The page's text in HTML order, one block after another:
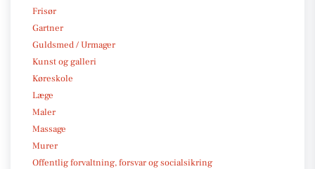
Frisør
Gartner
Guldsmed / Urmager
Kunst og galleri
Køreskole
Læge
Maler
Massage
Murer
Offentlig forvaltning, forsvar og socialsikring